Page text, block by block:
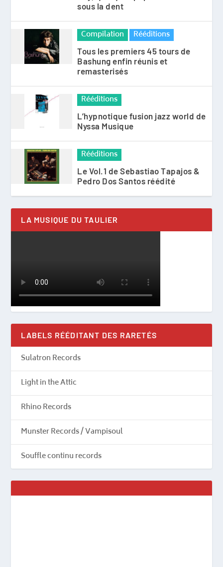
sous la dent
Compilation Rééditions
Tous les premiers 45 tours de
Bashung enfin réunis et
remasterisés
Rééditions
L’hypnotique fusion jazz world de
Nyssa Musique
Rééditions
Le Vol.1 de Sebastiao Tapajos &
Pedro Dos Santos réédité
LA MUSIQUE DU TAULIER
LABELS RÉÉDITANT DES RARETÉS
Sulatron Records
Light in the Attic
Rhino Records
Munster Records / Vampisoul
Souffle continu records